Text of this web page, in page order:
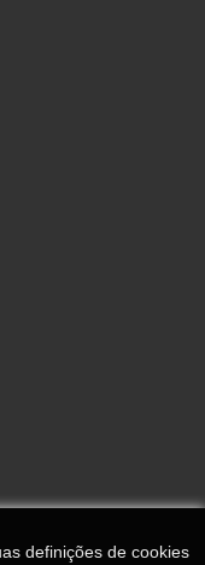
definições de cookies